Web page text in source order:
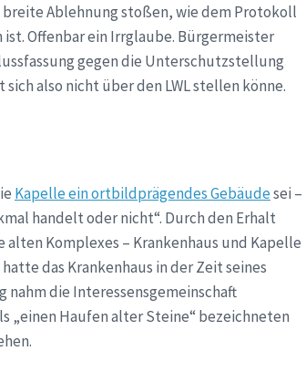
Ablehnung stoßen, wie dem Protokoll
Offenbar ein Irrglaube. Bürgermeister
gegen die Unterschutzstellung
also nicht über den LWL stellen könne.
Kapelle ein ortbildprägendes Gebäudesei –
handelt oder nicht“. Durch den Erhalt
alten Komplexes – Krankenhaus und Kapelle
das Krankenhaus in der Zeit seines
die Interessensgemeinschaft
„einen Haufen alter Steine“ bezeichneten